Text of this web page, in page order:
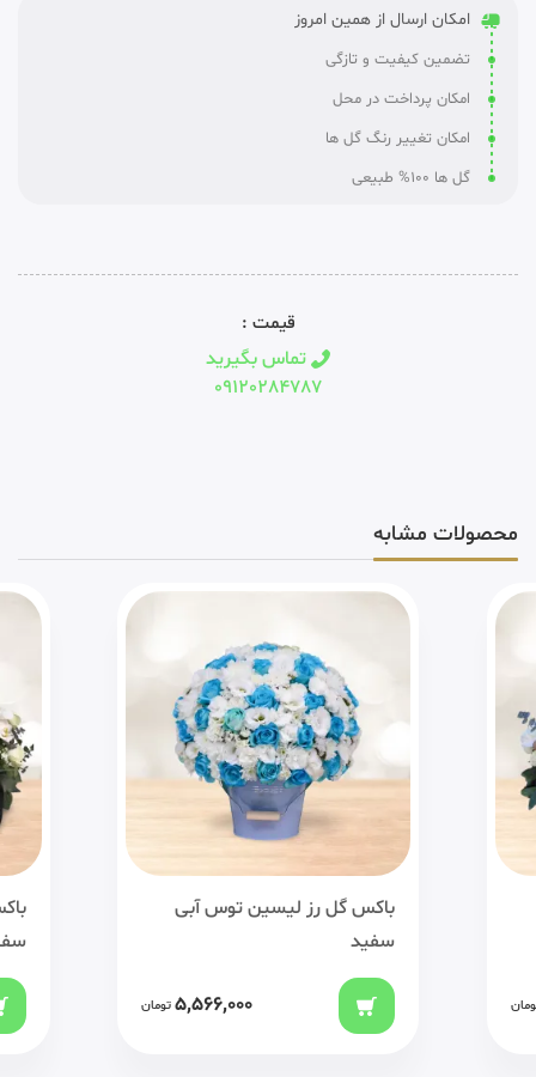
امکان ارسال از همین امروز
تضمین کیفیت و تازگی
امکان پرداخت در محل
امکان تغییر رنگ گل ها
گل ها 100% طبیعی
قیمت :
تماس بگیرید
09120284787
محصولات مشابه
باکس گل رز لیسین توس آبی
سفید
5,566,000 تومان